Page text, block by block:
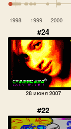
1998 1999 2000
#24
28 июня 2007
#22